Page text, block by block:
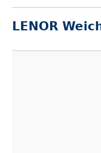
LENOR